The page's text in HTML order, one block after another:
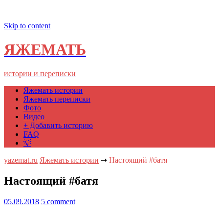
Skip to content
ЯЖЕМАТЬ
истории и переписки
Яжемать истории
Яжемать переписки
Фото
Видео
+ Добавить историю
FAQ
💡
yazemat.ru Яжемать истории ➞ Настоящий #батя
Настоящий #батя
05.09.2018 5 comment